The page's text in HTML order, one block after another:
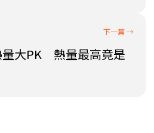
量大PK 熱量最高竟是